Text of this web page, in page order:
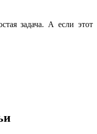
задача. А если этот